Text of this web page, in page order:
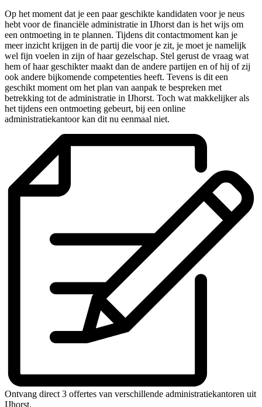
Op het moment dat je een paar geschikte kandidaten voor je neus
hebt voor de financiële administratie in IJhorst dan is het wijs om
een ontmoeting in te plannen. Tijdens dit contactmoment kan je
meer inzicht krijgen in de partij die voor je zit, je moet je namelijk
wel fijn voelen in zijn of haar gezelschap. Stel gerust de vraag wat
hem of haar geschikter maakt dan de andere partijen en of hij of zij
ook andere bijkomende competenties heeft. Tevens is dit een
geschikt moment om het plan van aanpak te bespreken met
betrekking tot de administratie in IJhorst. Toch wat makkelijker als
het tijdens een ontmoeting gebeurt, bij een online
administratiekantoor kan dit nu eenmaal niet.
Ontvang direct 3 offertes van verschillende administratiekantoren uit
IJhorst.